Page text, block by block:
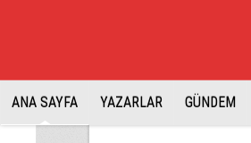
ANA SAYFA YAZARLAR GÜNDEM